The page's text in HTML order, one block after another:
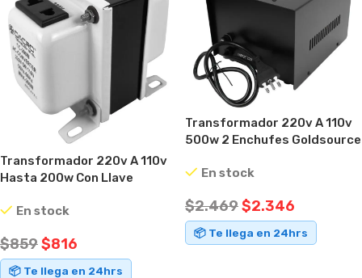
Transformador 220v A 110v
Hasta 200w Con Llave
En stock
$859$816
📦 Te llega en 24hrs
Transformador 220v A 110v
500w 2 Enchufes Goldsource
En stock
$2.469$2.346
📦 Te llega en 24hrs